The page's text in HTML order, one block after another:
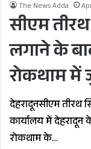
The News Adda
सीएम तीरथ
लगाने के
रोकथाम में
देहरादूनसीएम तीरथ
कार्यालय में
रोकथाम के…